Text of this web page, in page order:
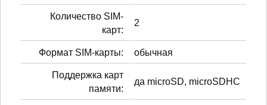
Количество SIM-
карт:
2
Формат SIM-карты: обычная
Поддержка карт
памяти:
да microSD, microSDHC